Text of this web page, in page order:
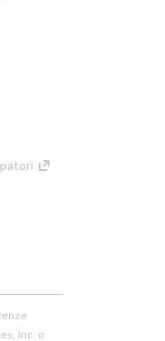
Inc. o